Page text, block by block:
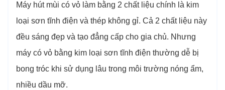
Máy hút mùi có vỏ làm bằng 2 chất liệu chính là kim
loại sơn tĩnh điện và thép không gỉ. Cả 2 chất liệu này
đều sáng đẹp và tạo đẳng cấp cho gia chủ. Nhưng
máy có vỏ bằng kim loại sơn tĩnh điện thường dễ bị
bong tróc khi sử dụng lâu trong môi trường nóng ẩm,
nhiều dầu mỡ.